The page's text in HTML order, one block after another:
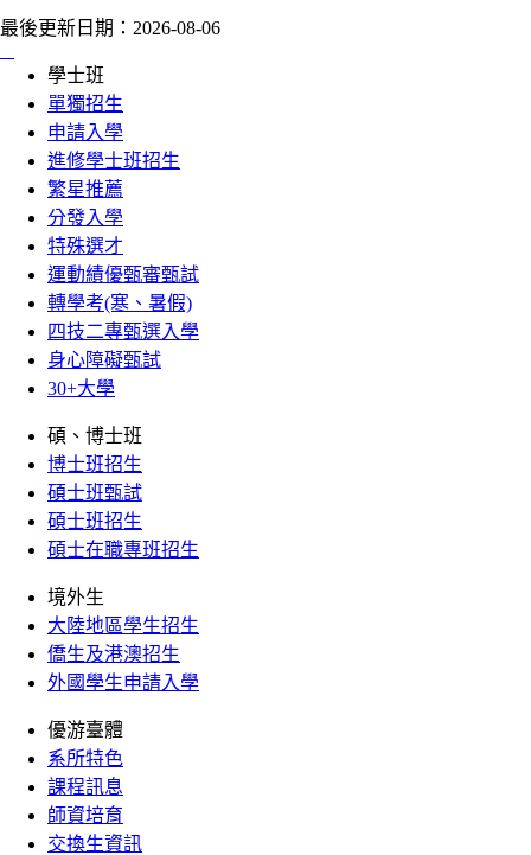
最後更新日期： 2026-08-06
學士班
單獨招生
申請入學
進修學士班招生
繁星推薦
分發入學
特殊選才
運動績優甄審甄試
轉學考(寒、暑假)
四技二專甄選入學
身心障礙甄試
30+大學
碩、博士班
博士班招生
碩士班甄試
碩士班招生
碩士在職專班招生
境外生
大陸地區學生招生
僑生及港澳招生
外國學生申請入學
優游臺體
系所特色
課程訊息
師資培育
交換生資訊